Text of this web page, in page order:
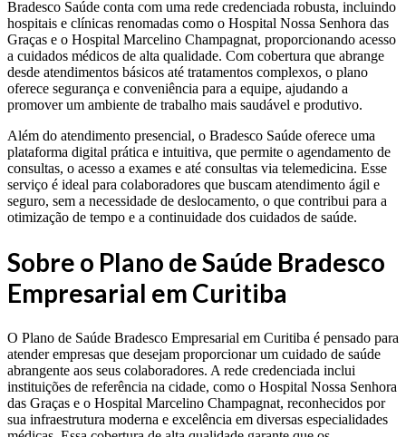
Bradesco Saúde conta com uma rede credenciada robusta, incluindo
hospitais e clínicas renomadas como o Hospital Nossa Senhora das
Graças e o Hospital Marcelino Champagnat, proporcionando acesso
a cuidados médicos de alta qualidade. Com cobertura que abrange
desde atendimentos básicos até tratamentos complexos, o plano
oferece segurança e conveniência para a equipe, ajudando a
promover um ambiente de trabalho mais saudável e produtivo.
Além do atendimento presencial, o Bradesco Saúde oferece uma
plataforma digital prática e intuitiva, que permite o agendamento de
consultas, o acesso a exames e até consultas via telemedicina. Esse
serviço é ideal para colaboradores que buscam atendimento ágil e
seguro, sem a necessidade de deslocamento, o que contribui para a
otimização de tempo e a continuidade dos cuidados de saúde.
Sobre o Plano de Saúde Bradesco
Empresarial em Curitiba
O Plano de Saúde Bradesco Empresarial em Curitiba é pensado para
atender empresas que desejam proporcionar um cuidado de saúde
abrangente aos seus colaboradores. A rede credenciada inclui
instituições de referência na cidade, como o Hospital Nossa Senhora
das Graças e o Hospital Marcelino Champagnat, reconhecidos por
sua infraestrutura moderna e excelência em diversas especialidades